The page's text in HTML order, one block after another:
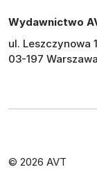
Wydawnictwo
ul. Leszczynowa
03-197 Warszawa
© 2026 AVT